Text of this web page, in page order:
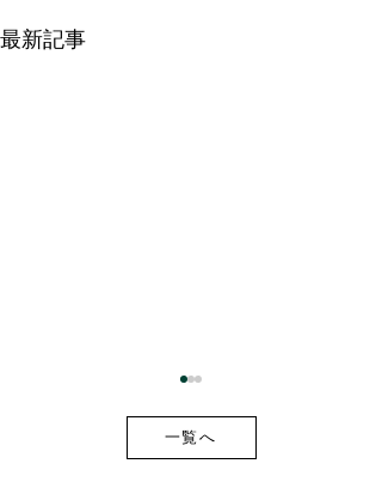
最新記事
一覧へ